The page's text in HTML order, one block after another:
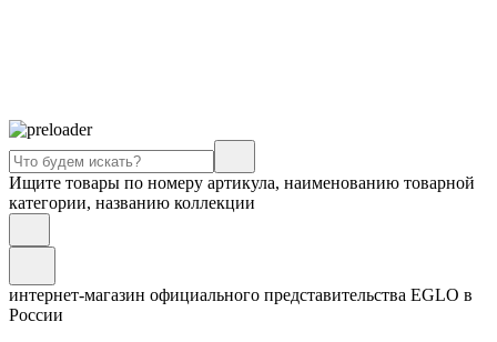
Ищите товары по номеру артикула, наименованию товарной
категории, названию коллекции
интернет-магазин официального представительства EGLO в
России